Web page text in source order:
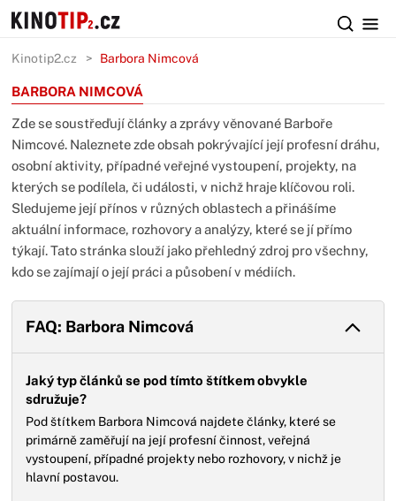
Kinotip2.cz Barbora Nimcová
BARBORA NIMCOVÁ
Zde se soustřeďují články a zprávy věnované Barboře
Nimcové. Naleznete zde obsah pokrývající její profesní dráhu,
osobní aktivity, případné veřejné vystoupení, projekty, na
kterých se podílela, či události, v nichž hraje klíčovou roli.
Sledujeme její přínos v různých oblastech a přinášíme
aktuální informace, rozhovory a analýzy, které se jí přímo
týkají. Tato stránka slouží jako přehledný zdroj pro všechny,
kdo se zajímají o její práci a působení v médiích.
FAQ: Barbora Nimcová
Jaký typ článků se pod tímto štítkem obvykle
sdružuje?
Pod štítkem Barbora Nimcová najdete články, které se
primárně zaměřují na její profesní činnost, veřejná
vystoupení, případné projekty nebo rozhovory, v nichž je
hlavní postavou.